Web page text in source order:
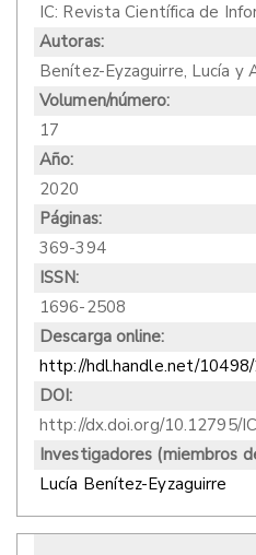
IC: Revista Científica de
Autoras:
Benítez-Eyzaguirre, Lucía y
Volumen/número:
17
Año:
2020
Páginas:
369-394
ISSN:
1696-2508
Descarga online:
http://hdl.handle.net/
DOI:
http://dx.doi.org/10.12795/
Investigadores (miembros
Lucía Benítez-Eyzaguirre